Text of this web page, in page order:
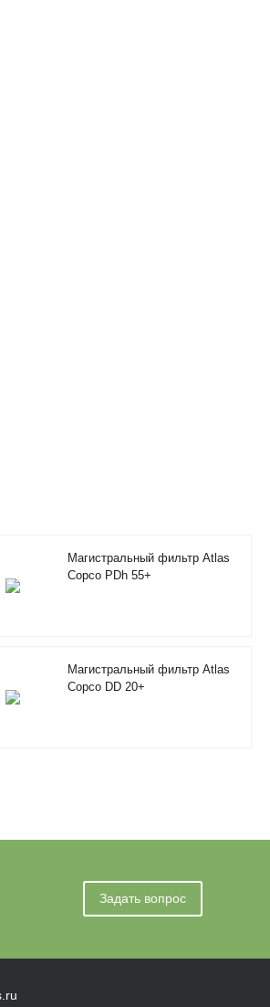
Магистральный фильтр Atlas
Copco PDh 55+
Магистральный фильтр Atlas
Copco DD 20+
Задать вопрос